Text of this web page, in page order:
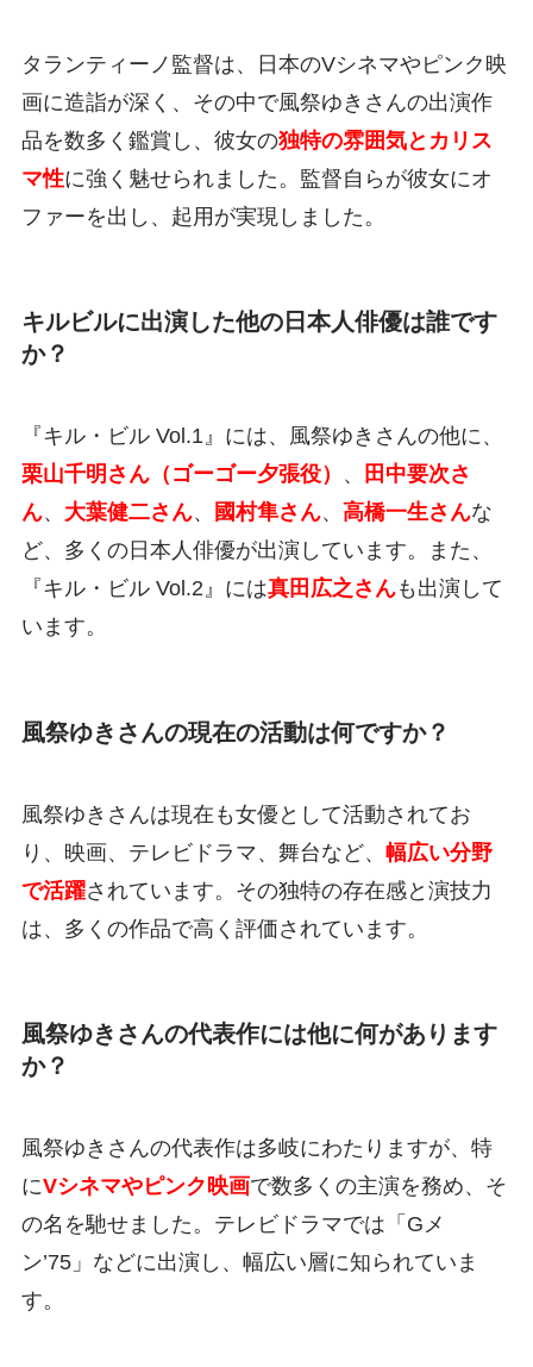
タランティーノ監督は、日本のVシネマやピンク映
画に造詣が深く、その中で風祭ゆきさんの出演作
品を数多く鑑賞し、彼女の独特の雰囲気とカリス
マ性に強く魅せられました。監督自らが彼女にオ
ファーを出し、起用が実現しました。
キルビルに出演した他の日本人俳優は誰です
か？
『キル・ビル Vol.1』には、風祭ゆきさんの他に、
栗山千明さん（ゴーゴー夕張役）
、
田中要次さ
ん、 大葉健二さん、 國村隼さん、 高橋一生さんな
ど、多くの日本人俳優が出演しています。また、
『キル・ビル Vol.2』には真田広之さんも出演して
います。
風祭ゆきさんの現在の活動は何ですか？
風祭ゆきさんは現在も女優として活動されてお
り、映画、テレビドラマ、舞台など、 幅広い分野
で活躍されています。その独特の存在感と演技力
は、多くの作品で高く評価されています。
風祭ゆきさんの代表作には他に何があります
か？
風祭ゆきさんの代表作は多岐にわたりますが、特
にVシネマやピンク映画で数多くの主演を務め、そ
の名を馳せました。テレビドラマでは「Gメ
ン’75」などに出演し、幅広い層に知られていま
す。